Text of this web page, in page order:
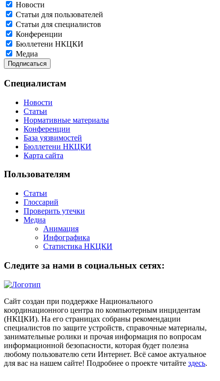
Новости
Статьи для пользователей
Статьи для специалистов
Конференции
Бюллетени НКЦКИ
Медиа
Специалистам
Новости
Статьи
Нормативные материалы
Конференции
База уязвимостей
Бюллетени НКЦКИ
Карта сайта
Пользователям
Статьи
Глоссарий
Проверить утечки
Медиа
Анимация
Инфографика
Статистика НКЦКИ
Следите за нами в социальных сетях:
Сайт создан при поддержке Национального
координационного центра по компьютерным инцидентам
(НКЦКИ). На его страницах собраны рекомендации
специалистов по защите устройств, справочные материалы,
занимательные ролики и прочая информация по вопросам
информационной безопасности, которая будет полезна
любому пользователю сети Интернет. Всё самое актуальное
для вас на нашем сайте! Подробнее о проекте читайте здесь.